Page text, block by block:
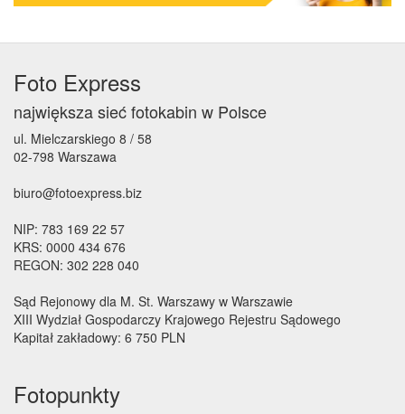
Foto Express
największa sieć fotokabin w Polsce
ul. Mielczarskiego 8 / 58
02-798 Warszawa
biuro@fotoexpress.biz
NIP: 783 169 22 57
KRS: 0000 434 676
REGON: 302 228 040
Sąd Rejonowy dla M. St. Warszawy w Warszawie
XIII Wydział Gospodarczy Krajowego Rejestru Sądowego
Kapitał zakładowy: 6 750 PLN
Fotopunkty